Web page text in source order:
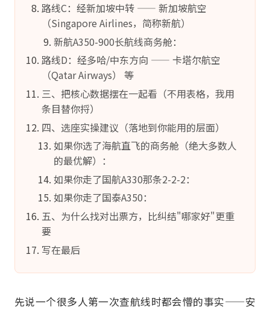
路线C：经新加坡中转 —— 新加坡航空
（Singapore Airlines，简称新航）
新航A350-900长航线商务舱：
路线D：经多哈/中东方向 —— 卡塔尔航空
（Qatar Airways） 等
三、把核心数据摆在一起看（不用表格，我用
条目替你捋）
四、选座实操建议（落地到你能用的层面）
如果你选了海航直飞的商务舱（绝大多数人
的最优解）：
如果你走了国航A330那条2-2-2：
如果你走了国泰A350：
五、为什么找对出票方，比纠结"哪家好"更重
要
写在最后
先说一个很多人第一次查航线时都会懵的事实——安